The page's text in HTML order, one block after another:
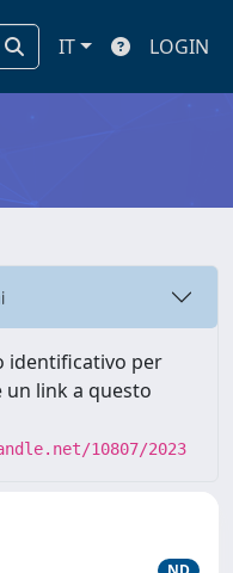
IT LOGIN
identificativo per
un link a questo
10807/2023